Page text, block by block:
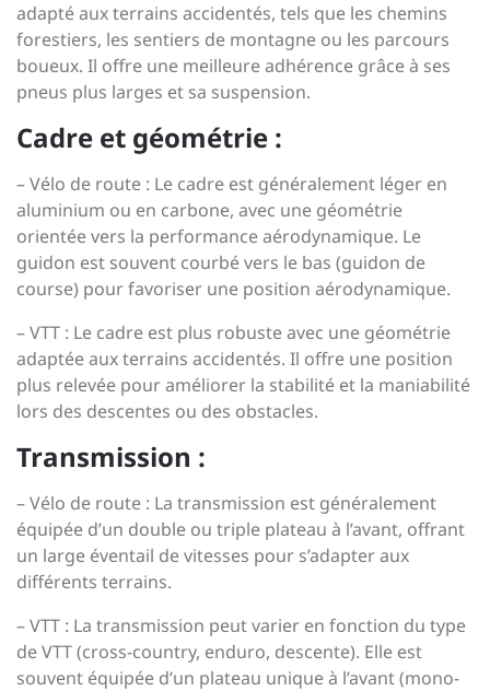
adapté aux terrains accidentés, tels que les chemins
forestiers, les sentiers de montagne ou les parcours
boueux. Il offre une meilleure adhérence grâce à ses
pneus plus larges et sa suspension.
Cadre et géométrie :
– Vélo de route : Le cadre est généralement léger en
aluminium ou en carbone, avec une géométrie
orientée vers la performance aérodynamique. Le
guidon est souvent courbé vers le bas (guidon de
course) pour favoriser une position aérodynamique.
– VTT : Le cadre est plus robuste avec une géométrie
adaptée aux terrains accidentés. Il offre une position
plus relevée pour améliorer la stabilité et la maniabilité
lors des descentes ou des obstacles.
Transmission :
– Vélo de route : La transmission est généralement
équipée d’un double ou triple plateau à l’avant, offrant
un large éventail de vitesses pour s’adapter aux
différents terrains.
– VTT : La transmission peut varier en fonction du type
de VTT (cross-country, enduro, descente). Elle est
souvent équipée d’un plateau unique à l’avant (mono-